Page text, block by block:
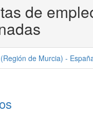
de
(Región de Murcia) -